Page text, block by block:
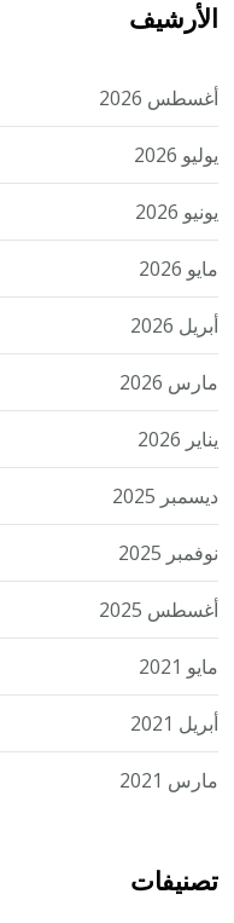
الأرشيف
أغسطس 2026
يوليو 2026
يونيو 2026
مايو 2026
أبريل 2026
مارس 2026
يناير 2026
ديسمبر 2025
نوفمبر 2025
أغسطس 2025
مايو 2021
أبريل 2021
مارس 2021
تصنيفات